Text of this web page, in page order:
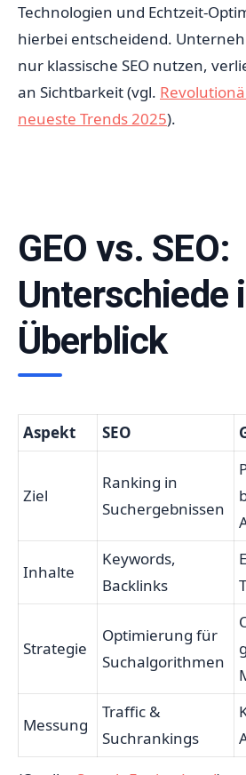
Technologien und Echtzeit-
hierbei entscheidend.
nur klassische SEO nutzen,
an Sichtbarkeit (vgl.
neueste Trends 2025).
GEO vs. SEO:
Unterschiede
Überblick
Aspekt SEO
Ziel
Ranking in
Suchergebnissen
Inhalte
Keywords,
Backlinks
Strategie
Optimierung für
Suchalgorithmen
Messung
Traffic &
Suchrankings